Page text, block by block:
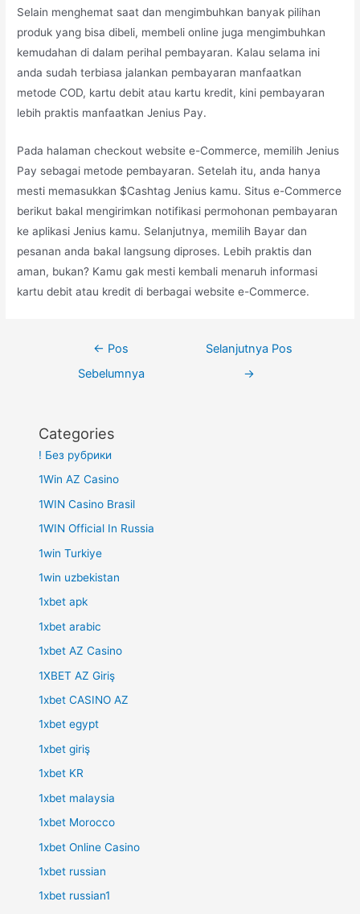
Selain menghemat saat dan mengimbuhkan banyak pilihan
produk yang bisa dibeli, membeli online juga mengimbuhkan
kemudahan di dalam perihal pembayaran. Kalau selama ini
anda sudah terbiasa jalankan pembayaran manfaatkan
metode COD, kartu debit atau kartu kredit, kini pembayaran
lebih praktis manfaatkan Jenius Pay.
Pada halaman checkout website e-Commerce, memilih Jenius
Pay sebagai metode pembayaran. Setelah itu, anda hanya
mesti memasukkan $Cashtag Jenius kamu. Situs e-Commerce
berikut bakal mengirimkan notifikasi permohonan pembayaran
ke aplikasi Jenius kamu. Selanjutnya, memilih Bayar dan
pesanan anda bakal langsung diproses. Lebih praktis dan
aman, bukan? Kamu gak mesti kembali menaruh informasi
kartu debit atau kredit di berbagai website e-Commerce.
← Pos
Sebelumnya
Selanjutnya Pos
→
Categories
! Без рубрики
1Win AZ Casino
1WIN Casino Brasil
1WIN Official In Russia
1win Turkiye
1win uzbekistan
1xbet apk
1xbet arabic
1xbet AZ Casino
1XBET AZ Giriş
1xbet CASINO AZ
1xbet egypt
1xbet giriş
1xbet KR
1xbet malaysia
1xbet Morocco
1xbet Online Casino
1xbet russian
1xbet russian1